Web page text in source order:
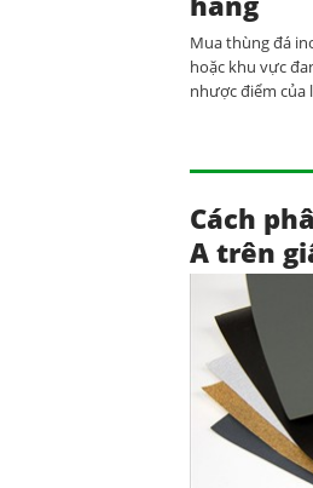
Mua thùng đá
hoặc khu vực
nhược điểm của
Cách
A trên